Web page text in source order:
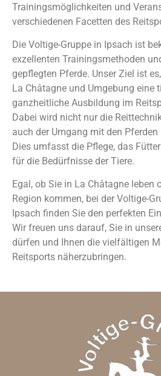
Trainingsmöglichkeiten und
verschiedenen Facetten des
Die Voltige-Gruppe in Ipsach ist
exzellenten Trainingsmethoden
gepflegten Pferde. Unser Ziel ist
La Châtagne und Umgebung eine
ganzheitliche Ausbildung im
Dabei wird nicht nur die
auch der Umgang mit den
Dies umfasst die Pflege, das
für die Bedürfnisse der Tiere.
Egal, ob Sie in La Châtagne leben
Region kommen, bei der Voltige-
Ipsach finden Sie den perfekten
Wir freuen uns darauf, Sie in
dürfen und Ihnen die vielfältigen
Reitsports näherzubringen.